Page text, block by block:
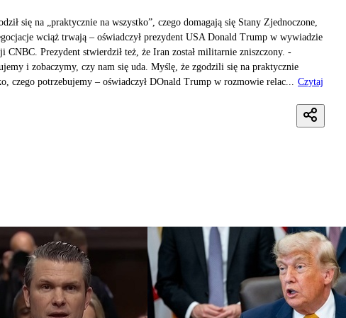
się na „praktycznie na wszystko”, czego domagają się Stany Zjednoczone,
wciąż trwają – oświadczył prezydent USA Donald Trump w wywiadzie
CNBC. Prezydent stwierdził też, że Iran został militarnie zniszczony. -
i zobaczymy, czy nam się uda. Myślę, że zgodzili się na praktycznie
czego potrzebujemy – oświadczył DOnald Trump w rozmowie relac...
Czytaj